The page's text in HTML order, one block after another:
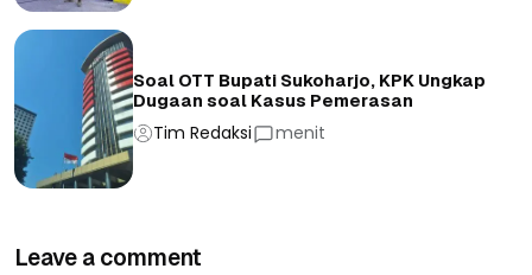
Soal OTT Bupati Sukoharjo, KPK Ungkap
Dugaan soal Kasus Pemerasan
Tim Redaksi menit
Leave a comment